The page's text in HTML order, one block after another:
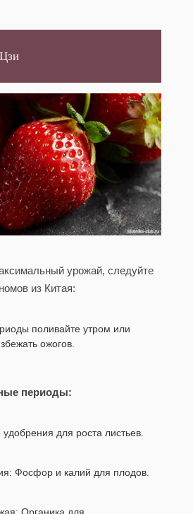
урожай, следуйте
из Китая:
поливайте утром или
ожогов.
периоды:
для роста листьев.
Фосфор и калий для плодов.